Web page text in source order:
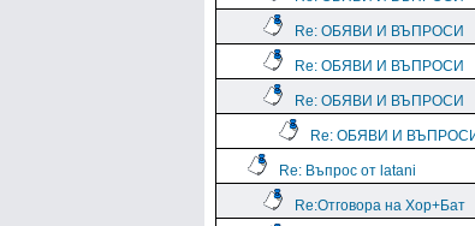
Re: ОБЯВИ И ВЪПРОСИ
Re: ОБЯВИ И ВЪПРОСИ
Re: ОБЯВИ И ВЪПРОСИ
Re: ОБЯВИ И
Re: Въпрос от latani
Re:Отговора на Хор+Бат